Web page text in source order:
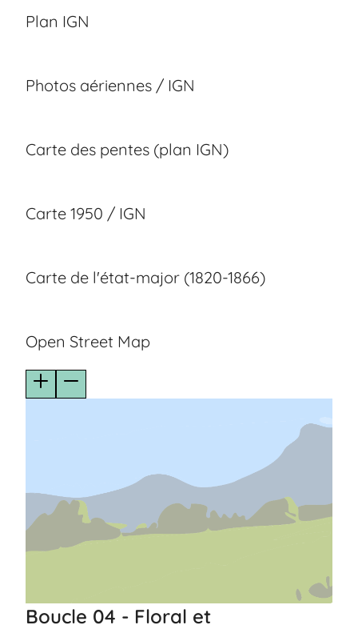
Plan IGN
Photos aériennes / IGN
Carte des pentes (plan IGN)
Carte 1950 / IGN
Carte de l'état-major (1820-1866)
Open Street Map
Boucle 04 - Floral et